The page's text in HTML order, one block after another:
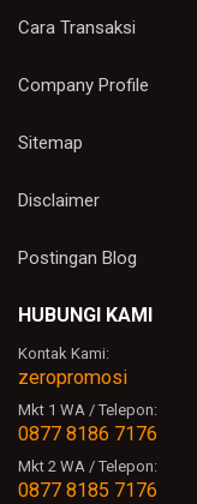
Cara Transaksi
Company Profile
Sitemap
Disclaimer
Postingan Blog
HUBUNGI KAMI
Kontak Kami:
zeropromosi
Mkt 1 WA / Telepon:
0877 8186 7176
Mkt 2 WA / Telepon:
0877 8185 7176